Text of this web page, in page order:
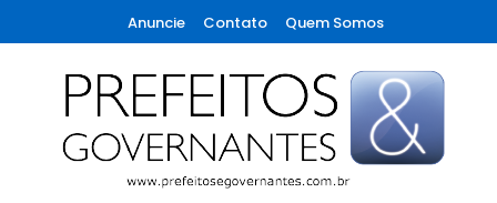
To
Content
Anuncie Contato Quem Somos